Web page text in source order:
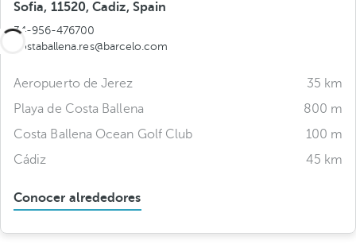
Sofia, 11520, Cadiz, Spain
34-956-476700
costaballena.res@barcelo.com
Aeropuerto de Jerez
35 km
Playa de Costa Ballena
800 m
Costa Ballena Ocean Golf Club
100 m
Cádiz
45 km
Conocer alrededores